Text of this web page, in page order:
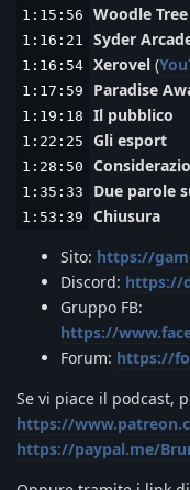
1:15:56 Woodle
1:16:21 Syder
1:16:54 Xerovel (
1:17:59 Paradise
1:19:18 Il pubblico
1:22:25 Gli esport
1:28:50
1:35:33 Due parole
1:53:39
Chiusura
Sito: https://
Discord: https://
Gruppo FB:
https://
Forum: https://
Se vi piace il podcast,
https://
https://paypal.me/